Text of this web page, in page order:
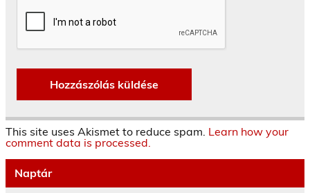
This site uses Akismet to reduce spam. Learn how your
comment data is processed.
Naptár